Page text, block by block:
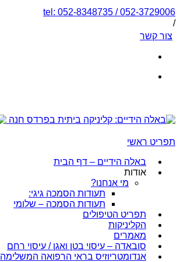
tel: 052-8348735 / 052-3729006
/
צור קשר
תפריט ראשי
באלה הידיים – דף הבית
אודות
מי אנחנו?
תעודות הסמכה גיגי:
תעודות הסמכה – שלומי
תפריט הטיפולים
הקליניקות
מאמרים
סובאדה – עיסוי בטן ואגן / עיסוי רחם
אנדומטריוזיס בראי הרפואה המשלימה